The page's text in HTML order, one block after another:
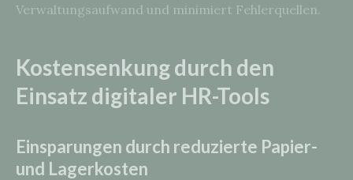
Verwaltungsaufwand und minimiert Fehlerquellen.
Kostensenkung durch den
Einsatz digitaler HR-Tools
Einsparungen durch reduzierte Papier-
und Lagerkosten